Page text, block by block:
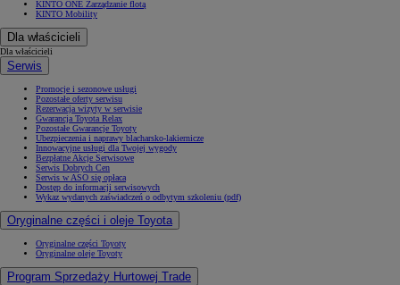
KINTO ONE Zarządzanie flotą
KINTO Mobility
Dla właścicieli
Dla właścicieli
Serwis
Promocje i sezonowe usługi
Pozostałe oferty serwisu
Rezerwacja wizyty w serwisie
Gwarancja Toyota Relax
Pozostałe Gwarancje Toyoty
Ubezpieczenia i naprawy blacharsko-lakiernicze
Innowacyjne usługi dla Twojej wygody
Bezpłatne Akcje Serwisowe
Serwis Dobrych Cen
Serwis w ASO się opłaca
Dostęp do informacji serwisowych
Wykaz wydanych zaświadczeń o odbytym szkoleniu (pdf)
Oryginalne części i oleje Toyota
Oryginalne części Toyoty
Oryginalne oleje Toyoty
Program Sprzedaży Hurtowej Trade